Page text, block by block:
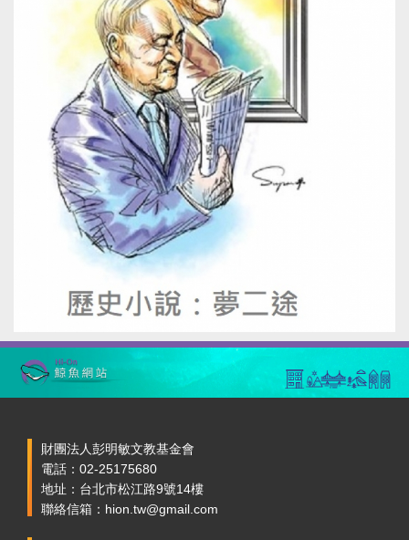
財團法人彭明敏文教基金會
電話：02-25175680
地址：台北市松江路9號14樓
聯絡信箱：hion.tw@gmail.com